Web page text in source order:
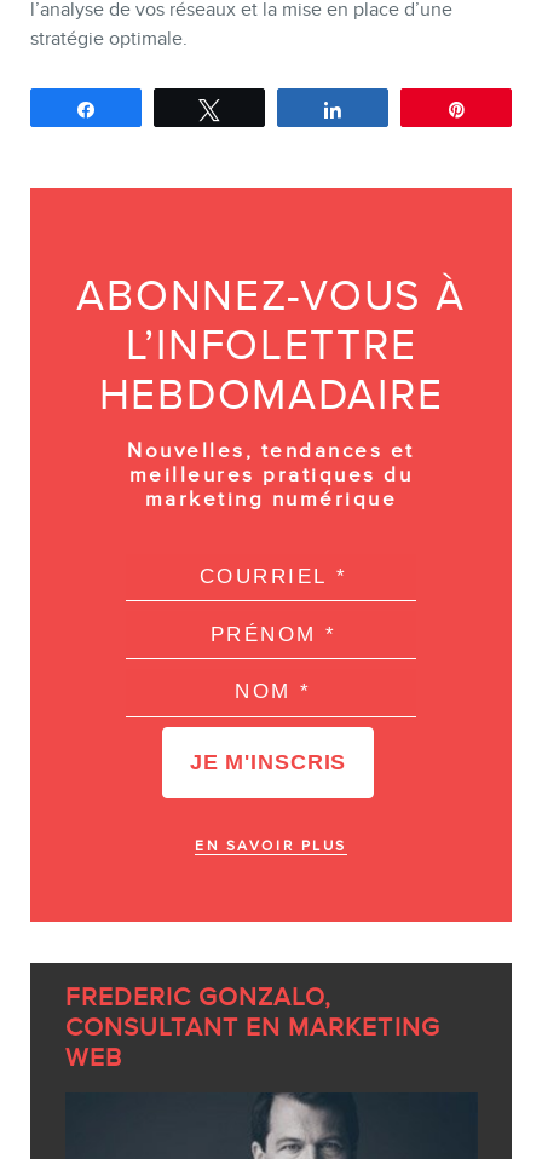
l’analyse de vos réseaux et la mise en place d’une
stratégie optimale.
ABONNEZ-VOUS À
L’INFOLETTRE
HEBDOMADAIRE
Nouvelles, tendances et
meilleures pratiques du
marketing numérique
EN SAVOIR PLUS
FREDERIC GONZALO,
CONSULTANT EN MARKETING
WEB